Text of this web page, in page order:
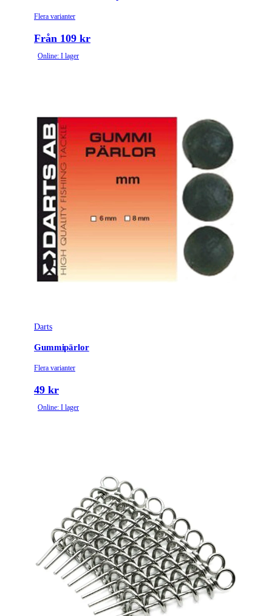
Flera varianter
Från 109 kr
Online: I lager
Darts
Gummipärlor
Flera varianter
49 kr
Online: I lager